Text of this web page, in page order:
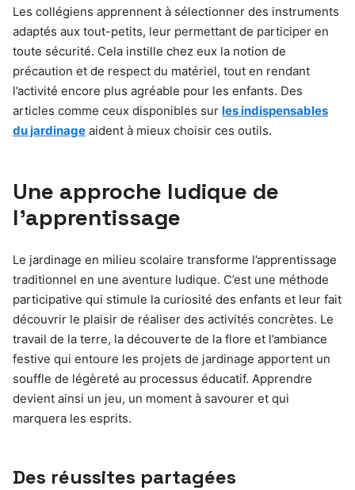
Les collégiens apprennent à sélectionner des instruments
adaptés aux tout-petits, leur permettant de participer en
toute sécurité. Cela instille chez eux la notion de
précaution et de respect du matériel, tout en rendant
l’activité encore plus agréable pour les enfants. Des
articles comme ceux disponibles sur les indispensables
du jardinage aident à mieux choisir ces outils.
Une approche ludique de
l’apprentissage
Le jardinage en milieu scolaire transforme l’apprentissage
traditionnel en une aventure ludique. C’est une méthode
participative qui stimule la curiosité des enfants et leur fait
découvrir le plaisir de réaliser des activités concrètes. Le
travail de la terre, la découverte de la flore et l’ambiance
festive qui entoure les projets de jardinage apportent un
souffle de légèreté au processus éducatif. Apprendre
devient ainsi un jeu, un moment à savourer et qui
marquera les esprits.
Des réussites partagées